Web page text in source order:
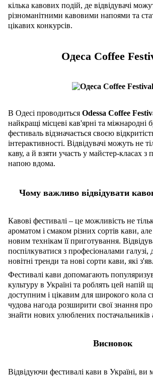
кілька кавових подій, де відвідувачі
різноманітними кавовими напоями та
цікавих конкурсів.
Одеса Coffee
В Одесі проводиться Odessa Coffee
найкращі місцеві кав'ярні та міжнародні
фестиваль відзначається своєю
інтерактивності. Відвідувачі можуть не
каву, а й взяти участь у майстер-класах з
напою вдома.
Чому важливо відвідувати
Кавові фестивалі – це можливість не
ароматом і смаком різних сортів кави,
новим технікам її приготування.
поспілкуватися з професіоналами галузі,
новітні тренди та нові сорти кави, які
Фестивалі кави допомагають
культуру в Україні та роблять цей напій
доступним і цікавим для широкого кола
чудова нагода розширити свої знання
знайти нових улюблених постачальників
Висновок
Відвідуючи фестивалі кави в Україні, ви